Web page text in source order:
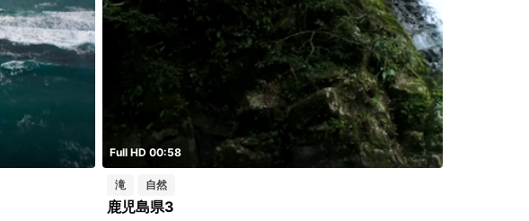
Full HD 00:58
滝 自然
鹿児島県3